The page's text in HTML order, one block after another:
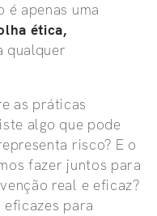
é apenas uma
ética,
qualquer
as práticas
algo que pode
risco? E o
fazer juntos para
real e eficaz?
para